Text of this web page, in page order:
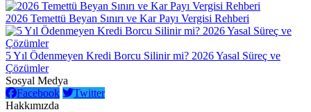
2026 Temettü Beyan Sınırı ve Kar Payı Vergisi Rehberi
5 Yıl Ödenmeyen Kredi Borcu Silinir mi? 2026 Yasal Süreç ve
Çözümler
Sosyal Medya
Facebook
Twitter
Hakkımızda